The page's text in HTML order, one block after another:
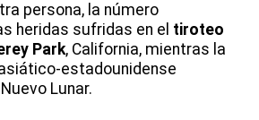
persona, la número
heridas sufridas en el tiroteo
Park, California, mientras la
estadounidense
Lunar.